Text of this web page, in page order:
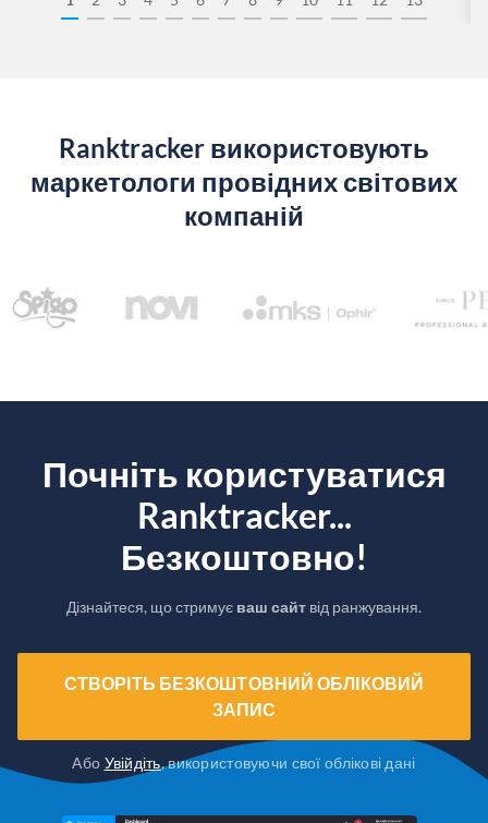
Ranktracker використовують
маркетологи провідних світових
компаній
Почніть користуватися
Ranktracker...
Безкоштовно!
Дізнайтеся, що стримує ваш сайт від ранжування.
СТВОРІТЬ БЕЗКОШТОВНИЙ ОБЛІКОВИЙ
ЗАПИС
Або Увійдіть, використовуючи свої облікові дані